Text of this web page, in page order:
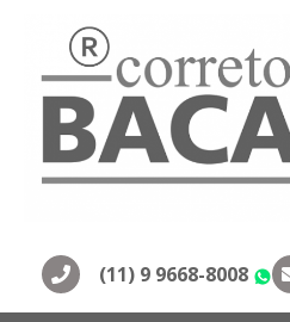
(11) 9 9668-8008